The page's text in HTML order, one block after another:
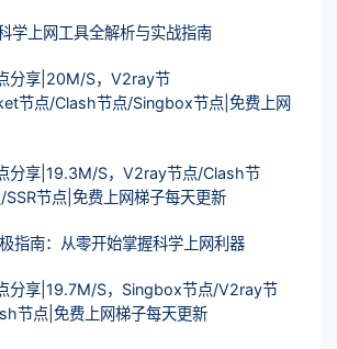
学上网工具全解析与实战指南
分享|20M/S，V2ray节
节点/Clash节点/Singbox节点|免费上网
分享|19.3M/S，V2ray节点/Clash节
节点|免费上网梯子每天更新
指南：从零开始掌握科学上网利器
分享|19.7M/S，Singbox节点/V2ray节
节点|免费上网梯子每天更新